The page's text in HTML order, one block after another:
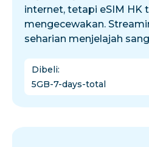
internet, tetapi eSIM HK
mengecewakan.
seharian menjelajah
Dibeli:
5GB-7-days-total